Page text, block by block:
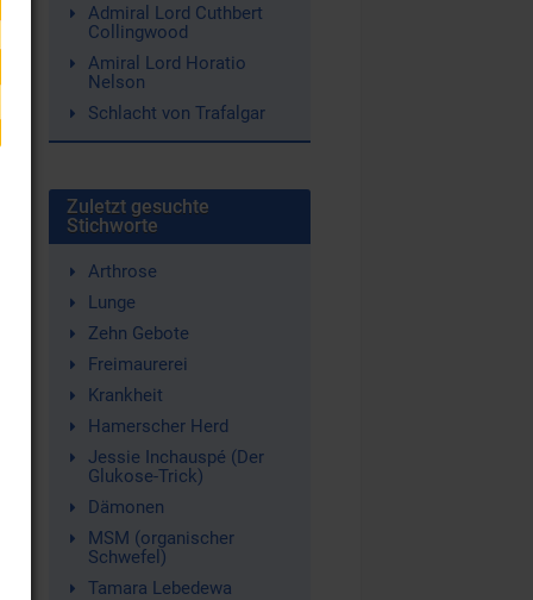
Admiral Lord Cuthbert
Collingwood
Amiral Lord Horatio
Nelson
Schlacht von Trafalgar
Zuletzt gesuchte
Stichworte
Arthrose
Lunge
Zehn Gebote
Freimaurerei
Krankheit
Hamerscher Herd
Jessie Inchauspé (Der
Glukose-Trick)
Dämonen
MSM (organischer
Schwefel)
Tamara Lebedewa